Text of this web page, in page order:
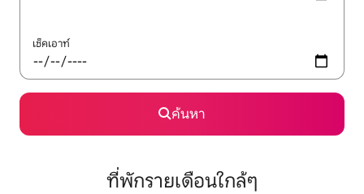
เช็คเอาท์
ค้นหา
ที่พักรายเดือนใกล้ๆ